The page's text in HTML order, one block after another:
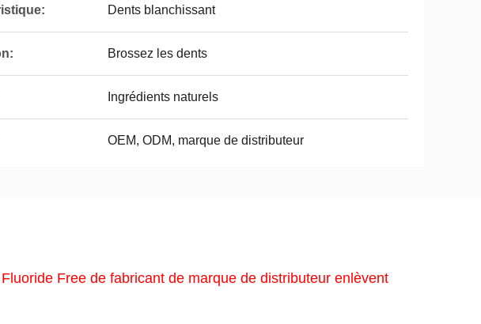
Dents blanchissant
Brossez les dents
Ingrédients naturels
OEM, ODM, marque de distributeur
Free de fabricant de marque de distributeur enlèvent